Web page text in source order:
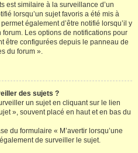
est similaire à la surveillance d’un
lorsqu’un sujet favoris a été mis à
également d’être notifié lorsqu’il y
Les options de notifications pour
être configurées depuis le panneau de
du forum ».
des sujets ?
un sujet en cliquant sur le lien
», souvent placé en haut et en bas du
du formulaire « M’avertir lorsqu’une
de surveiller le sujet.